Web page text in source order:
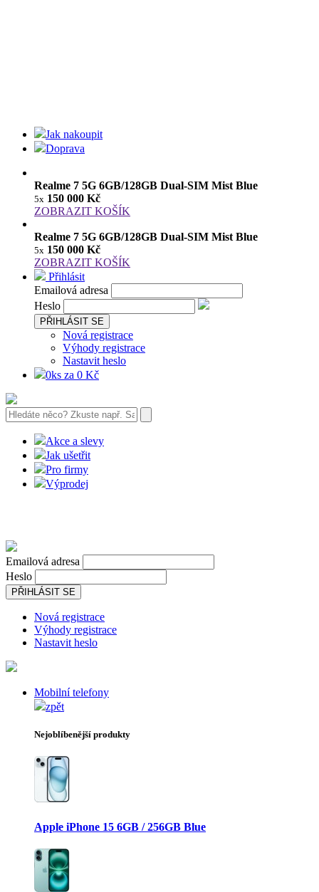
Jak nakoupit
Doprava
Realme 7 5G 6GB/128GB Dual-SIM Mist Blue
5x 150 000 Kč
ZOBRAZIT KOŠÍK
Realme 7 5G 6GB/128GB Dual-SIM Mist Blue
5x 150 000 Kč
ZOBRAZIT KOŠÍK
Přihlásit
Emailová adresa
Heslo
PŘIHLÁSIT SE
Nová registrace
Výhody registrace
Nastavit heslo
0ks za 0 Kč
Akce a slevy
Jak ušetřit
Pro firmy
Výprodej
Emailová adresa
Heslo
PŘIHLÁSIT SE
Nová registrace
Výhody registrace
Nastavit heslo
Mobilní telefony
zpět
Nejoblíbenější produkty
Apple iPhone 15 6GB / 256GB Blue